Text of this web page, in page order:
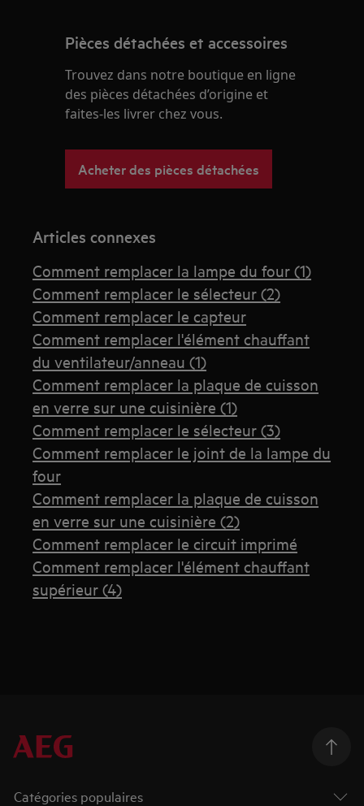
Pièces détachées et accessoires
Trouvez dans notre boutique en ligne
des pièces détachées d’origine et
faites-les livrer chez vous.
Acheter des pièces détachées
Articles connexes
Comment remplacer la lampe du four (1)
Comment remplacer le sélecteur (2)
Comment remplacer le capteur
Comment remplacer l'élément chauffant
du ventilateur/anneau (1)
Comment remplacer la plaque de cuisson
en verre sur une cuisinière (1)
Comment remplacer le sélecteur (3)
Comment remplacer le joint de la lampe du
four
Comment remplacer la plaque de cuisson
en verre sur une cuisinière (2)
Comment remplacer le circuit imprimé
Comment remplacer l'élément chauffant
supérieur (4)
Catégories populaires